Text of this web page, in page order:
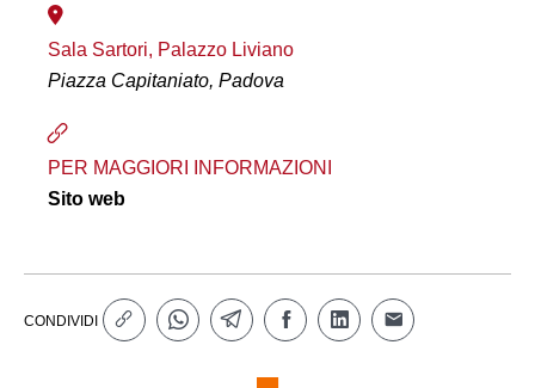
Sala Sartori, Palazzo Liviano
Piazza Capitaniato, Padova
PER MAGGIORI INFORMAZIONI
Sito web
CONDIVIDI